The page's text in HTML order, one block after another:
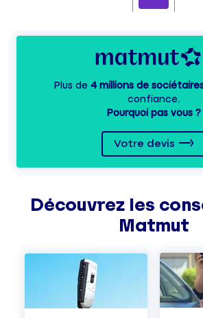
Plus de 4 millions de
confiance.
Pourquoi pas vous ?
Votre devis
Découvrez les
Matmut